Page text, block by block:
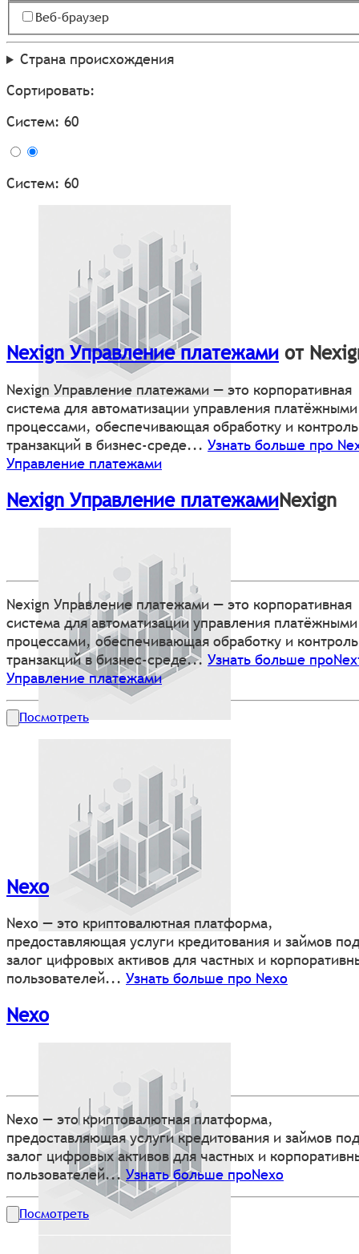
Веб-браузер
Страна происхождения
Сортировать:
Систем: 60
Систем: 60
Nexign Управление платежами от
Nexign Управление платежами — это корпоративная
система для автоматизации управления платёжными
процессами, обеспечивающая обработку и контроль
транзакций в бизнес-среде... Узнать больше про
Управление платежами
Nexign Управление платежамиNexign
Nexign Управление платежами — это корпоративная
система для автоматизации управления платёжными
процессами, обеспечивающая обработку и контроль
транзакций в бизнес-среде... Узнать больше
Управление платежами
Посмотреть
Nexo
Nexo — это криптовалютная платформа,
предоставляющая услуги кредитования и займов под
залог цифровых активов для частных и
пользователей... Узнать больше про Nexo
Nexo
Nexo — это криптовалютная платформа,
предоставляющая услуги кредитования и займов под
залог цифровых активов для частных и
пользователей... Узнать больше проNexo
Посмотреть